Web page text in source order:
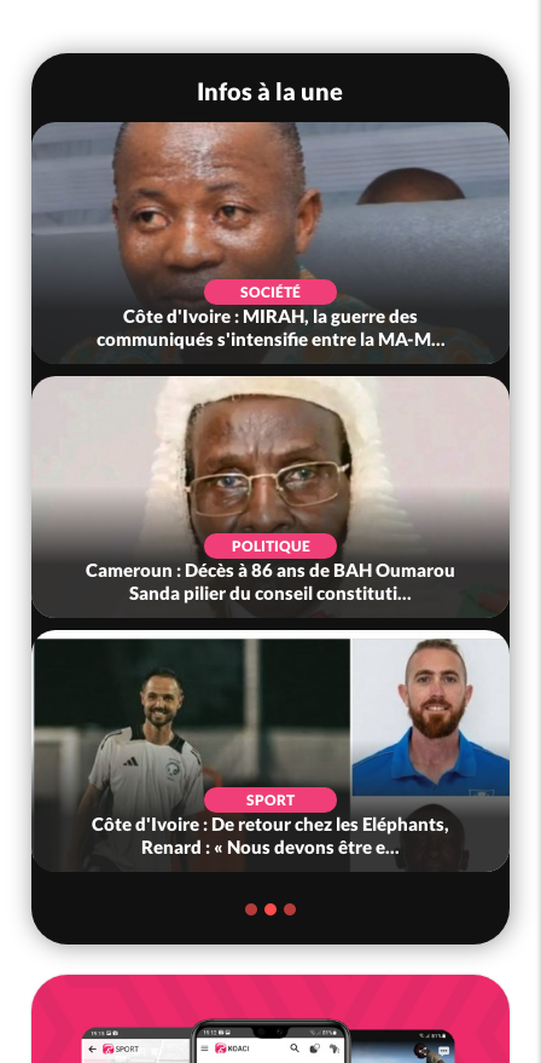
Infos à la une
SOCIÉTÉ
Côte d'Ivoire : MIRAH, la guerre des
communiqués s'intensifie entre la MA-M...
POLITIQUE
Cameroun : Décès à 86 ans de BAH Oumarou
Sanda pilier du conseil constituti...
SPORT
Côte d'Ivoire : De retour chez les Eléphants,
Renard : « Nous devons être e...